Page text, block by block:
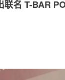
联名 T-BAR